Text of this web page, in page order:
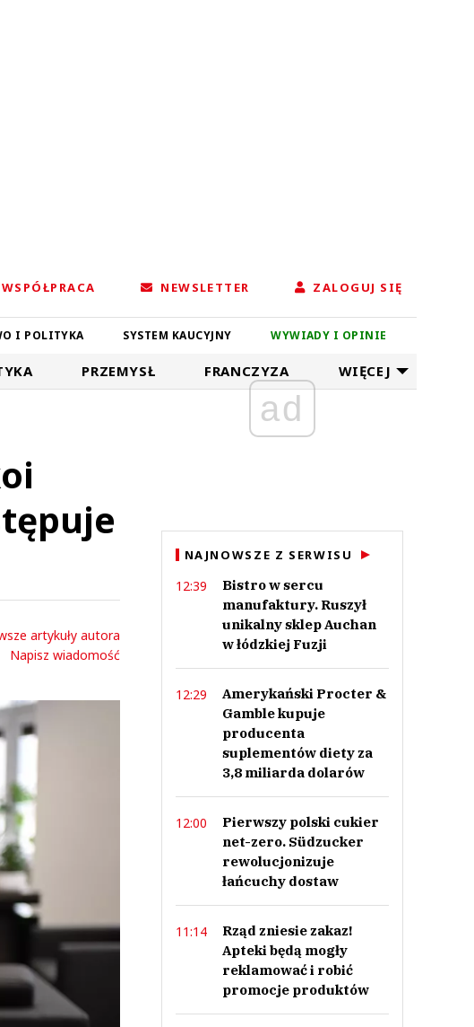
WSPÓŁPRACA NEWSLETTER ZALOGUJ SIĘ
I POLITYKA SYSTEM KAUCYJNY WYWIADY I OPINIE
PRZEMYSŁ FRANCZYZA WIĘCEJ
artykuły autora
Napisz wiadomość
ad
NAJNOWSZE Z SERWISU
12:39
Bistro w sercu
manufaktury. Ruszył
unikalny sklep Auchan
w łódzkiej Fuzji
12:29
Amerykański Procter &
Gamble kupuje
producenta
suplementów diety za
3,8 miliarda dolarów
12:00
Pierwszy polski cukier
net-zero. Südzucker
rewolucjonizuje
łańcuchy dostaw
11:14
Rząd zniesie zakaz!
Apteki będą mogły
reklamować i robić
promocje produktów